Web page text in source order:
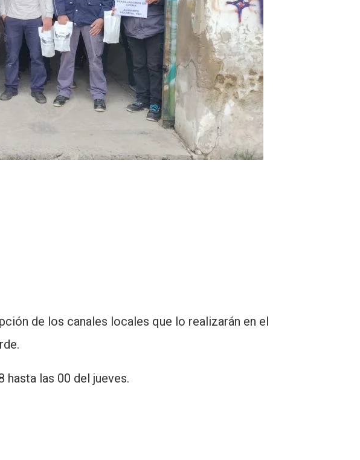
de los canales locales que lo realizarán en el
las 00 del jueves.